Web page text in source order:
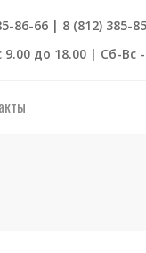
86-66 | 8 (812) 385-
9.00 до 18.00 | Сб-Вс